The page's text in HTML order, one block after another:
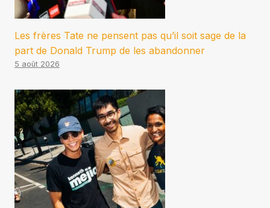
Les frères Tate ne pensent pas qu’il soit sage de la
part de Donald Trump de les abandonner
5 août 2026